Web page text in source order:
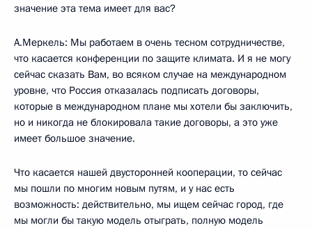
значение эта тема имеет для вас?
А.Меркель: Мы работаем в очень тесном сотрудничестве,
что касается конференции по защите климата. И я не могу
сейчас сказать Вам, во всяком случае на международном
уровне, что Россия отказалась подписать договоры,
которые в международном плане мы хотели бы заключить,
но и никогда не блокировала такие договоры, а это уже
имеет большое значение.
Что касается нашей двусторонней кооперации, то сейчас
мы пошли по многим новым путям, и у нас есть
возможность: действительно, мы ищем сейчас город, где
мы могли бы такую модель отыграть, полную модель